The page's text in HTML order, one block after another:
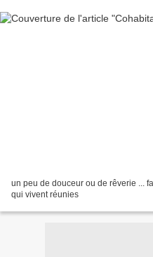
un peu de douceur ou de rêverie ...
qui vivent réunies